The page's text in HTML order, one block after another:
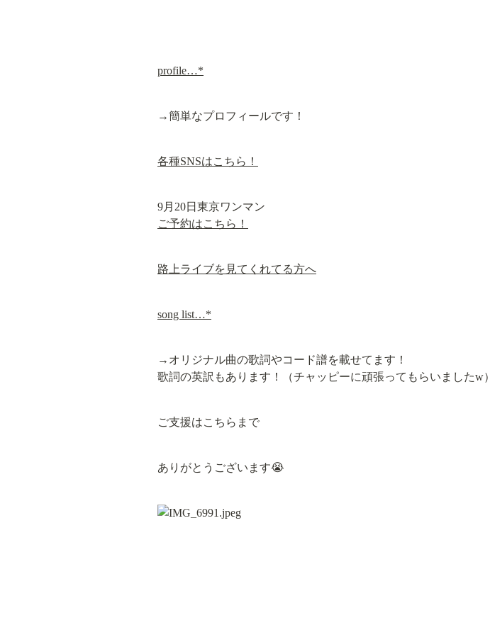
profile…*
→簡単なプロフィールです！
各種SNSはこちら！
ご予約はこちら！
路上ライブを見てくれてる方へ
song list…*
→オリジナル曲の歌詞やコード譜を載せてます！
歌詞の英訳もあります！（チャッピーに頑張ってもらいましたw）
ご支援はこちらまで
ありがとうございます😭